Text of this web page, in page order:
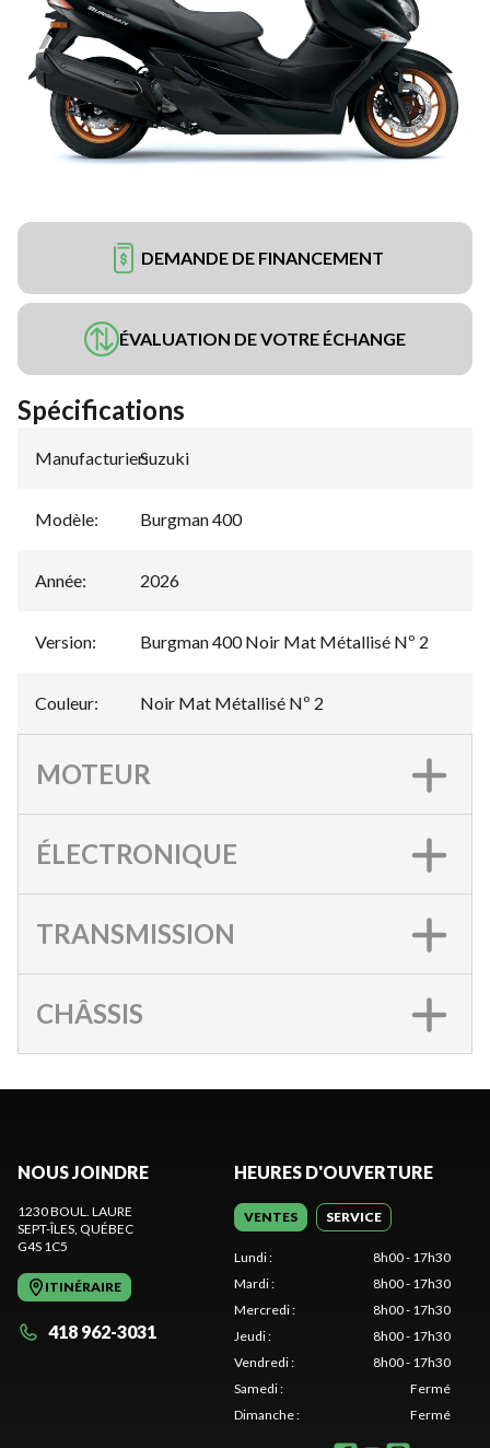
DEMANDE DE FINANCEMENT
ÉVALUATION DE VOTRE ÉCHANGE
Spécifications
Manufacturier:
Suzuki
Modèle: Burgman 400
Année: 2026
Version: Burgman 400 Noir Mat Métallisé Nº 2
Couleur: Noir Mat Métallisé Nº 2
MOTEUR
ÉLECTRONIQUE
TRANSMISSION
CHÂSSIS
NOUS JOINDRE
1230 BOUL. LAURE
SEPT-ÎLES, QUÉBEC
G4S 1C5
ITINÉRAIRE
418 962-3031
HEURES D'OUVERTURE
VENTES SERVICE
Lundi:
8h00 - 17h30
Mardi:
8h00 - 17h30
Mercredi:
8h00 - 17h30
Jeudi:
8h00 - 17h30
Vendredi:
8h00 - 17h30
Samedi:
Fermé
Dimanche: Fermé